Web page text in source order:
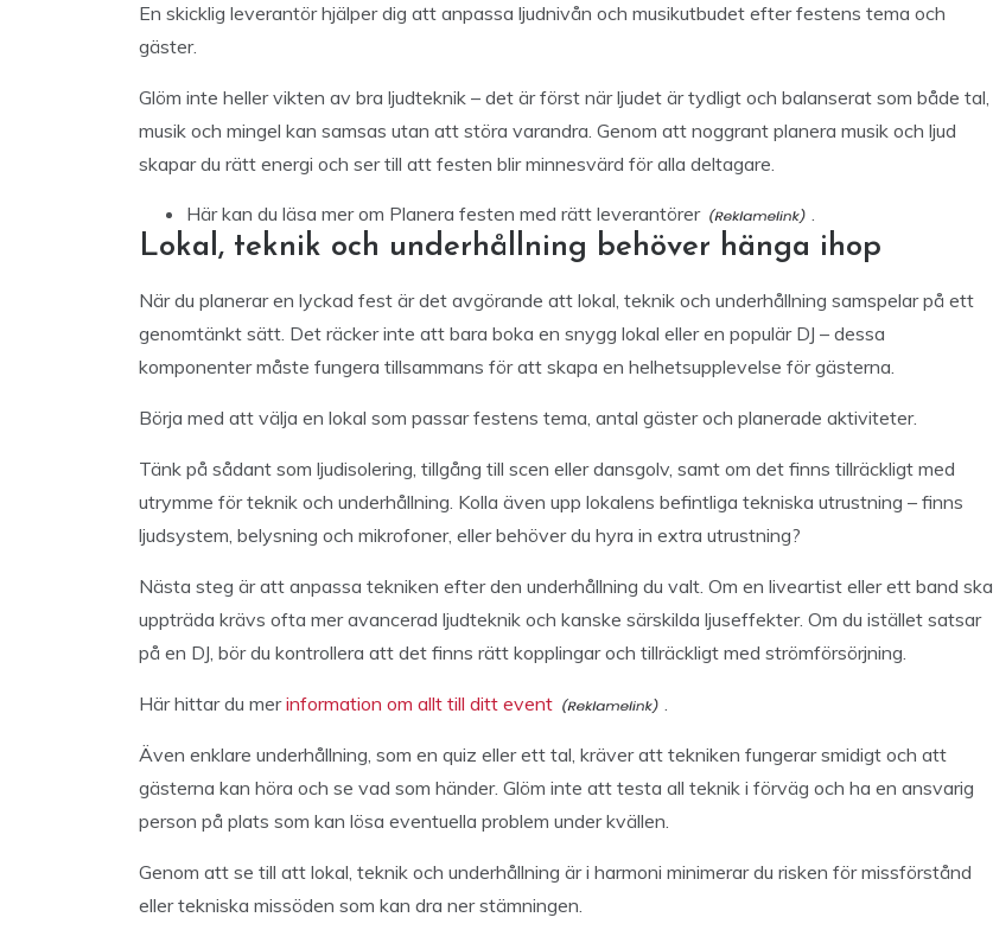
En skicklig leverantör hjälper dig att anpassa ljudnivån och musikutbudet efter festens tema och
gäster.
Glöm inte heller vikten av bra ljudteknik – det är först när ljudet är tydligt och balanserat som både tal,
musik och mingel kan samsas utan att störa varandra. Genom att noggrant planera musik och ljud
skapar du rätt energi och ser till att festen blir minnesvärd för alla deltagare.
Här kan du läsa merom Planera festen med rätt leverantörer .
Lokal, teknik och underhållning behöver hänga ihop
När du planerar en lyckad fest är det avgörande att lokal, teknik och underhållning samspelar på ett
genomtänkt sätt. Det räcker inte att bara boka en snygg lokal eller en populär DJ – dessa
komponenter måste fungera tillsammans för att skapa en helhetsupplevelse för gästerna.
Börja med att välja en lokal som passar festens tema, antal gäster och planerade aktiviteter.
Tänk på sådant som ljudisolering, tillgång till scen eller dansgolv, samt om det finns tillräckligt med
utrymme för teknik och underhållning. Kolla även upp lokalens befintliga tekniska utrustning – finns
ljudsystem, belysning och mikrofoner, eller behöver du hyra in extra utrustning?
Nästa steg är att anpassa tekniken efter den underhållning du valt. Om en liveartist eller ett band ska
uppträda krävs ofta mer avancerad ljudteknik och kanske särskilda ljuseffekter. Om du istället satsar
på en DJ, bör du kontrollera att det finns rätt kopplingar och tillräckligt med strömförsörjning.
Här hittar du merinformation om allt till ditt event .
Även enklare underhållning, som en quiz eller ett tal, kräver att tekniken fungerar smidigt och att
gästerna kan höra och se vad som händer. Glöm inte att testa all teknik i förväg och ha en ansvarig
person på plats som kan lösa eventuella problem under kvällen.
Genom att se till att lokal, teknik och underhållning är i harmoni minimerar du risken för missförstånd
eller tekniska missöden som kan dra ner stämningen.